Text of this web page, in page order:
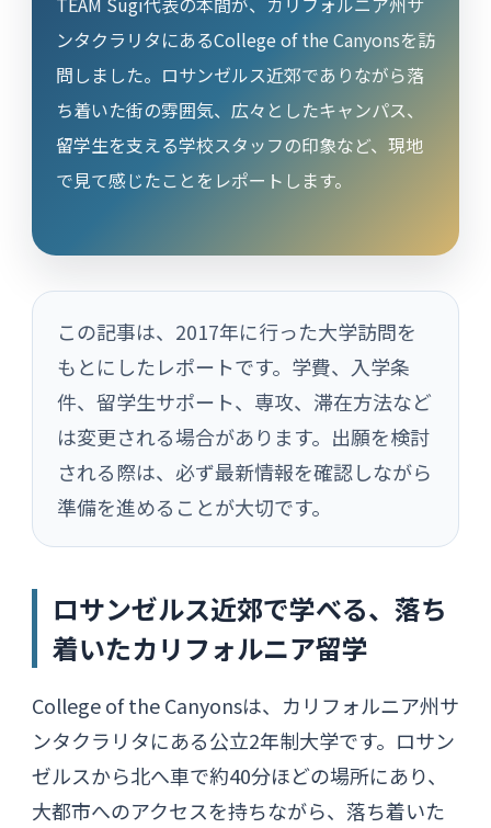
ンタクラリタにあるCollege of the Canyonsを訪
問しました。ロサンゼルス近郊でありながら落
ち着いた街の雰囲気、広々としたキャンパス、
留学生を支える学校スタッフの印象など、現地
で見て感じたことをレポートします。
この記事は、2017年に行った大学訪問を
もとにしたレポートです。学費、入学条
件、留学生サポート、専攻、滞在方法など
は変更される場合があります。出願を検討
される際は、必ず最新情報を確認しながら
準備を進めることが大切です。
ロサンゼルス近郊で学べる、落ち
着いたカリフォルニア留学
College of the Canyonsは、カリフォルニア州サ
ンタクラリタにある公立2年制大学です。ロサン
ゼルスから北へ車で約40分ほどの場所にあり、
大都市へのアクセスを持ちながら、落ち着いた